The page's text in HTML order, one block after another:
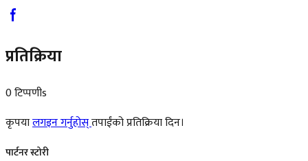
प्रतिक्रिया
0 टिप्पणीs
कृपयालगइन गर्नुहोस्तपाईंको प्रतिक्रिया दिन।
पार्टनर स्टोरी